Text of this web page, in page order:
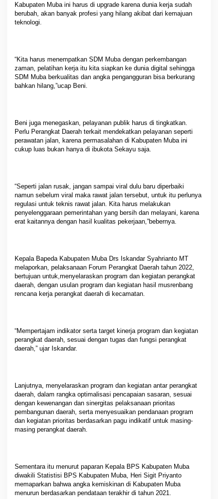
Kabupaten Muba ini harus di upgrade karena dunia kerja sudah
berubah, akan banyak profesi yang hilang akibat dari kemajuan
teknologi.
“Kita harus menempatkan SDM Muba dengan perkembangan
zaman, pelatihan kerja itu kita siapkan ke dunia digital sehingga
SDM Muba berkualitas dan angka pengangguran bisa berkurang
bahkan hilang,”ucap Beni.
Beni juga menegaskan, pelayanan publik harus di tingkatkan.
Perlu Perangkat Daerah terkait mendekatkan pelayanan seperti
perawatan jalan, karena permasalahan di Kabupaten Muba ini
cukup luas bukan hanya di ibukota Sekayu saja.
“Seperti jalan rusak, jangan sampai viral dulu baru diperbaiki
namun sebelum viral maka rawat jalan tersebut, untuk itu perlunya
regulasi untuk teknis rawat jalan. Kita harus melakukan
penyelenggaraan pemerintahan yang bersih dan melayani, karena
erat kaitannya dengan hasil kualitas pekerjaan,”bebernya.
Kepala Bapeda Kabupaten Muba Drs Iskandar Syahrianto MT
melaporkan, pelaksanaan Forum Perangkat Daerah tahun 2022,
bertujuan untuk,menyelaraskan program dan kegiatan perangkat
daerah, dengan usulan program dan kegiatan hasil musrenbang
rencana kerja perangkat daerah di kecamatan.
“Mempertajam indikator serta target kinerja program dan kegiatan
perangkat daerah, sesuai dengan tugas dan fungsi perangkat
daerah,” ujar Iskandar.
Lanjutnya, menyelaraskan program dan kegiatan antar perangkat
daerah, dalam rangka optimalisasi pencapaian sasaran, sesuai
dengan kewenangan dan sinergitas pelaksanaan prioritas
pembangunan daerah, serta menyesuaikan pendanaan program
dan kegiatan prioritas berdasarkan pagu indikatif untuk masing-
masing perangkat daerah.
Sementara itu menurut paparan Kepala BPS Kabupaten Muba
diwakili Statistisi BPS Kabupaten Muba, Heri Sigit Priyanto
memaparkan bahwa angka kemiskinan di Kabupaten Muba
menurun berdasarkan pendataan terakhir di tahun 2021.